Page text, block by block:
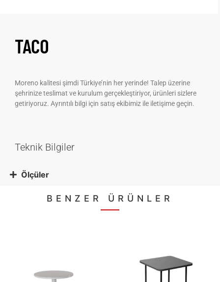
TACO
Moreno kalitesi şimdi Türkiye’nin her yerinde! Talep üzerine
şehrinize teslimat ve kurulum gerçekleştiriyor, ürünleri sizlere
getiriyoruz. Ayrıntılı bilgi için satış ekibimiz ile iletişime geçin.
Teknik Bilgiler
Ölçüler
BENZER ÜRÜNLER